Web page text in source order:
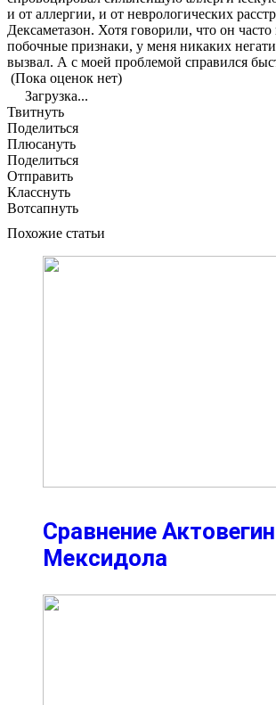
и от аллергии, и от неврологических
Дексаметазон. Хотя говорили, что он
побочные признаки, у меня никаких
вызвал. А с моей проблемой справился
(Пока оценок нет)
Загрузка...
Твитнуть
Поделиться
Плюсануть
Поделиться
Отправить
Класснуть
Вотсапнуть
Похожие статьи
Сравнение
Мексидола